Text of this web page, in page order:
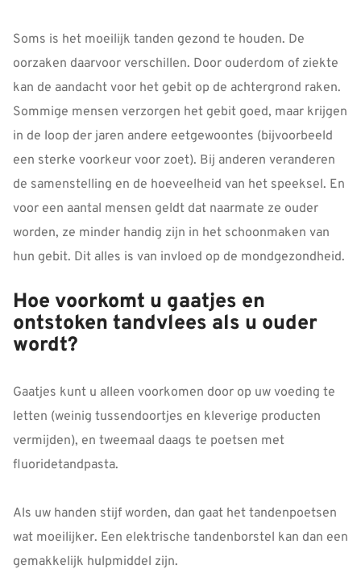
Soms is het moeilijk tanden gezond te houden. De
oorzaken daarvoor verschillen. Door ouderdom of ziekte
kan de aandacht voor het gebit op de achtergrond raken.
Sommige mensen verzorgen het gebit goed, maar krijgen
in de loop der jaren andere eetgewoontes (bijvoorbeeld
een sterke voorkeur voor zoet). Bij anderen veranderen
de samenstelling en de hoeveelheid van het speeksel. En
voor een aantal mensen geldt dat naarmate ze ouder
worden, ze minder handig zijn in het schoonmaken van
hun gebit. Dit alles is van invloed op de mondgezondheid.
Hoe voorkomt u gaatjes en
ontstoken tandvlees als u ouder
wordt?
Gaatjes kunt u alleen voorkomen door op uw voeding te
letten (weinig tussendoortjes en kleverige producten
vermijden), en tweemaal daags te poetsen met
fluoridetandpasta.
Als uw handen stijf worden, dan gaat het tandenpoetsen
wat moeilijker. Een elektrische tandenborstel kan dan een
gemakkelijk hulpmiddel zijn.